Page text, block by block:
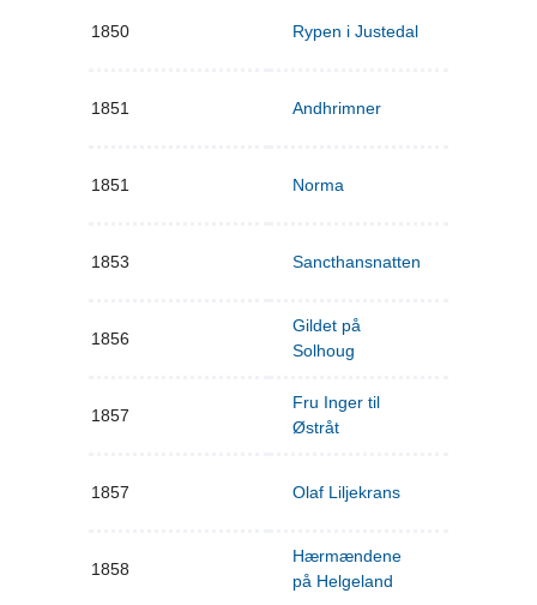
1850 Rypen i Justedal
1851 Andhrimner
1851 Norma
1853 Sancthansnatten
1856
Gildet på
Solhoug
1857
Fru Inger til
Østråt
1857 Olaf Liljekrans
1858
Hærmændene
på Helgeland